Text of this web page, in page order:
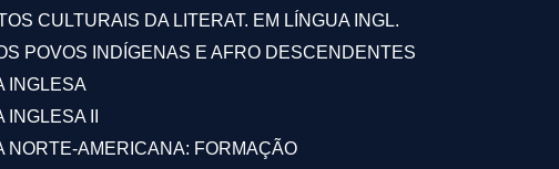
CULTURAIS DA LITERAT. EM LÍNGUA INGL.
POVOS INDÍGENAS E AFRO DESCENDENTES
INGLESA
II
NORTE-AMERICANA: FORMAÇÃO